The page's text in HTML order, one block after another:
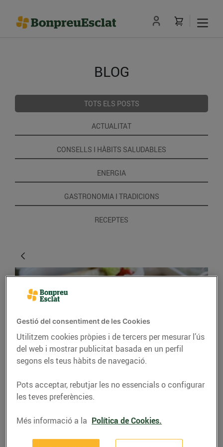
BLOG
TOTS ELS POSTS
ACTUALITAT
CONSELLS I HÀBITS SALUDABLES
ENERGIA
GASTRONOMIA I TRADICIONS
RECEPTES
CONSELLS I HÀBITS SALUDABLES
Et toca dinar fora de
casa?
09/de novembre/2015
Gestió del consentiment de les Cookies
Utilitzem cookies pròpies i de tercers per mesurar l’ús
del web i mostrar publicitat basada en un perfil
segons els teus hàbits de navegació.
Pots acceptar, rebutjar les no essencials o configurar
les teves preferències.
Més informació a la Política de Cookies.